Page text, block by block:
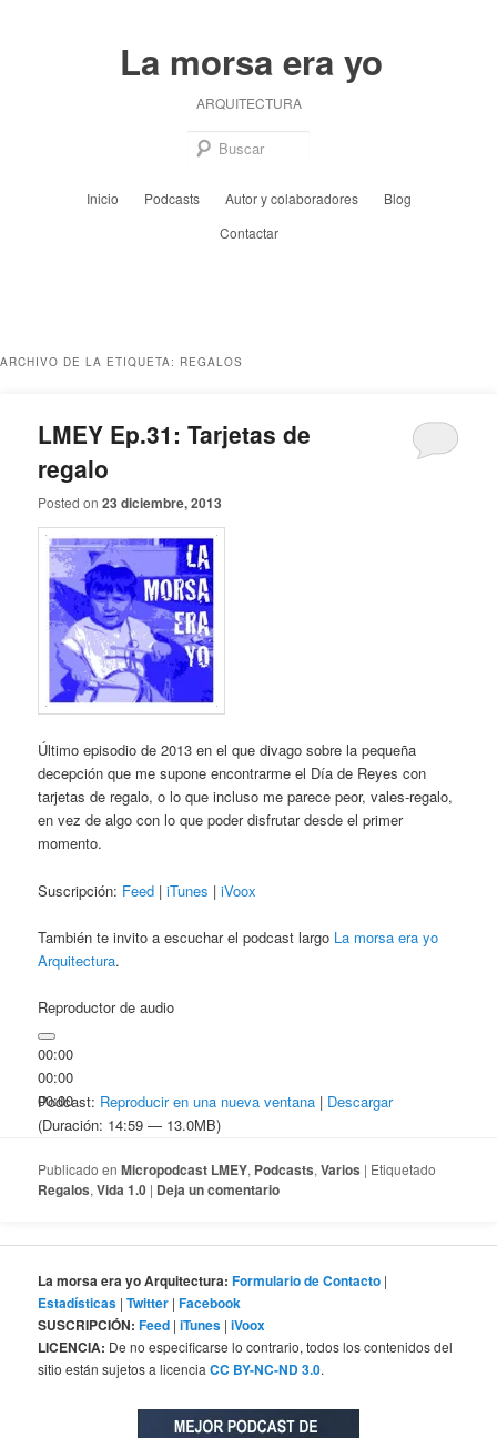
La morsa era yo
ARQUITECTURA
Inicio Podcasts Autor y colaboradores
Blog
Contactar
ARCHIVO DE LA ETIQUETA: REGALOS
LMEY Ep.31: Tarjetas de
regalo
Posted on23 diciembre, 2013
Último episodio de 2013 en el que divago sobre la pequeña
decepción que me supone encontrarme el Día de Reyes con
tarjetas de regalo, o lo que incluso me parece peor, vales-regalo,
en vez de algo con lo que poder disfrutar desde el primer
momento.
Suscripción: Feed |iTunes |iVoox
También te invito a escuchar el podcast largo La morsa era yo
Arquitectura.
Reproductor de audio
00:00
00:00
00:00
Podcast: Reproducir en una nueva ventana | Descargar
(Duración: 14:59 — 13.0MB)
Publicado en Micropodcast LMEY, Podcasts,Varios | Etiquetado
Regalos,Vida 1.0 | Deja un comentario
La morsa era yo Arquitectura: Formulario de Contacto |
Estadísticas |Twitter |Facebook
SUSCRIPCIÓN: Feed |iTunes |iVoox
LICENCIA: De no especificarse lo contrario, todos los contenidos del
sitio están sujetos a licenciaCC BY-NC-ND 3.0.